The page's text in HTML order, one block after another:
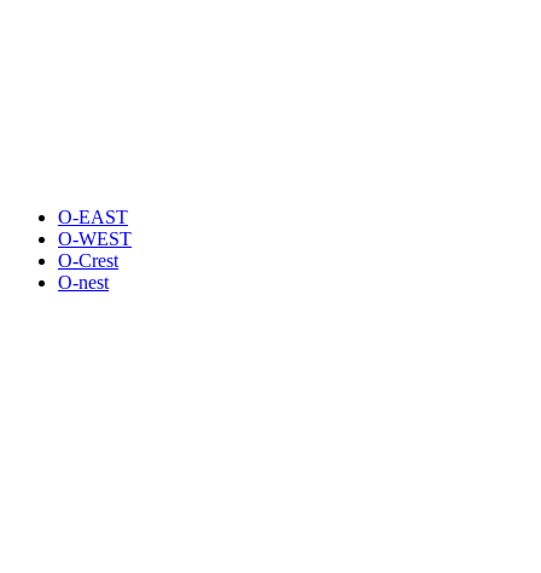
O-EAST
O-WEST
O-Crest
O-nest